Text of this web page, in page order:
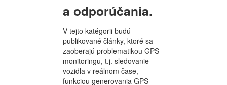
a odporúčania.
V tejto katégorii budú
publikované články, ktoré sa
zaoberajú problematikou GPS
monitoringu, t.j. sledovanie
vozidla v reálnom čase,
funkciou generovania GPS